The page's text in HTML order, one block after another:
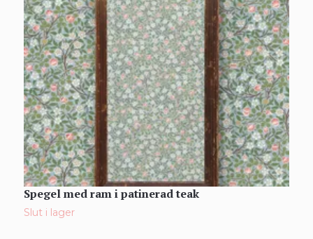
Spegel med ram i patinerad teak
Slut i lager